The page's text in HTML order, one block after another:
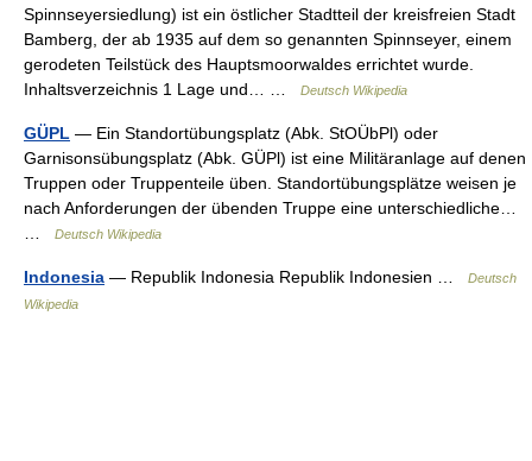
Spinnseyersiedlung) ist ein östlicher Stadtteil der kreisfreien Stadt
Bamberg, der ab 1935 auf dem so genannten Spinnseyer, einem
gerodeten Teilstück des Hauptsmoorwaldes errichtet wurde.
Inhaltsverzeichnis 1 Lage und… …
Deutsch Wikipedia
GÜPL — Ein Standortübungsplatz (Abk. StOÜbPl) oder
Garnisonsübungsplatz (Abk. GÜPl) ist eine Militäranlage auf denen
Truppen oder Truppenteile üben. Standortübungsplätze weisen je
nach Anforderungen der übenden Truppe eine unterschiedliche…
Deutsch Wikipedia
Indonesia — Republik Indonesia Republik Indonesien …
Deutsch
Wikipedia